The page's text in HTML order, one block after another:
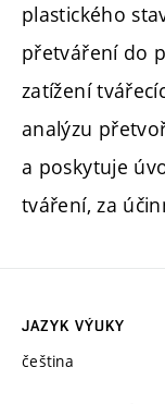
plastického
přetváření do
zatížení
analýzu
a poskytuje
tváření, za
JAZYK VÝUKY
čeština